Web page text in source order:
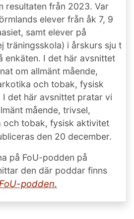
resultaten från 2023. Var
elever från åk 7, 9
samt elever på
träningsskola) i årskurs sju t
enkäten. I det här avsnittet
om allmänt mående,
och tobak, fysisk
det här avsnittet pratar vi
mående, trivsel,
och tobak, fysisk aktivitet
den 20 december.
på FoU-podden på
den där poddar finns
podden.